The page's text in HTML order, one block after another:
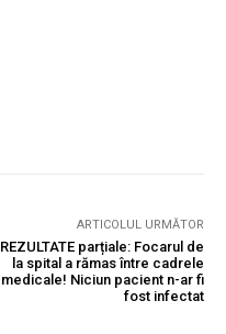
ARTICOLUL URMĂTOR
REZULTATE parțiale: Focarul de
la spital a rămas între cadrele
medicale! Niciun pacient n-ar fi
fost infectat